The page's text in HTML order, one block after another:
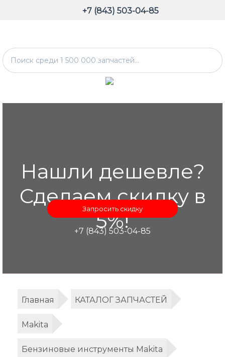
+7 (843) 503-04-85
Нашли дешевле?
Сделаем скидку в
5%!
Запросить скидку
+7 (843) 503-04-85
Главная КАТАЛОГ ЗАПЧАСТЕЙ
Makita
Бензиновые инструменты Makita